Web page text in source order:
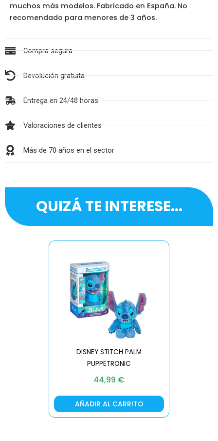
muchos más modelos. Fabricado en España. No
recomendado para menores de 3 años.
Compra segura
Devolución gratuita
Entrega en 24/48 horas
Valoraciones de clientes
Más de 70 años en el sector
QUIZÁ TE INTERESE...
DISNEY STITCH PALM
PUPPETRONIC
44,99 €
AÑADIR AL CARRITO